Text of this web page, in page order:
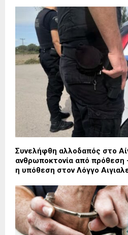
Συνελήφθη αλλοδαπός στο
ανθρωποκτονία από πρόθεση
η υπόθεση στον Λόγγο